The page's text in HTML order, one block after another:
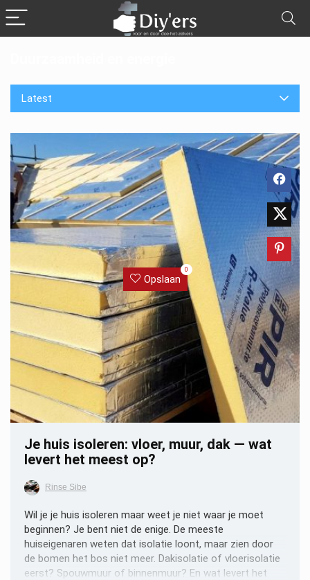
Latest
Opslaan
0
Je huis isoleren: vloer, muur, dak — wat
levert het meest op?
Rinse Sibe
Wil je je huis isoleren maar weet je niet waar je moet
beginnen? Je bent niet de enige. De meeste
huiseigenaren weten dat isolatie loont, maar zien door
de bomen het bos niet meer. Dakisolatie of vloerisolatie
eerst? Spouwmuur of binnenmuur? En wat levert het